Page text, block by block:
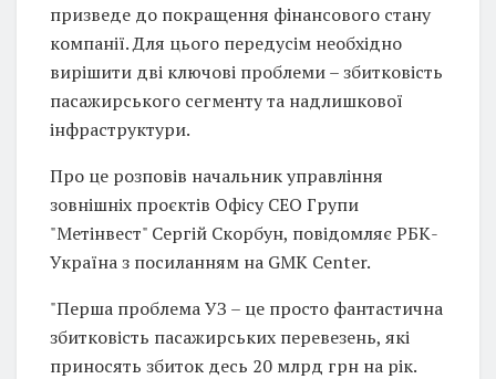
призведе до покращення фінансового стану
компанії. Для цього передусім необхідно
вирішити дві ключові проблеми – збитковість
пасажирського сегменту та надлишкової
інфраструктури.
Про це розповів начальник управління
зовнішніх проєктів Офісу СЕО Групи
"Метінвест" Сергій Скорбун, повідомляє РБК-
Україна з посиланням на GMK Center.
"Перша проблема УЗ – це просто фантастична
збитковість пасажирських перевезень, які
приносять збиток десь 20 млрд грн на рік.